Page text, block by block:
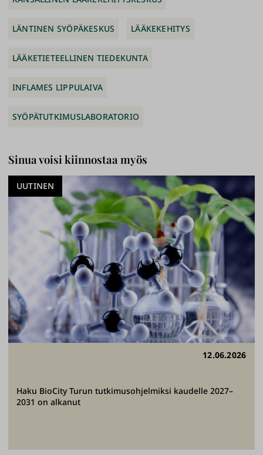
LÄNTINEN SYÖPÄKESKUS LÄÄKEKEHITYS
LÄÄKETIETEELLINEN TIEDEKUNTA
INFLAMES LIPPULAIVA
SYÖPÄTUTKIMUSLABORATORIO
Sinua voisi kiinnostaa myös
12.06.2026
Haku BioCity Turun tutkimusohjelmiksi kaudelle 2027–
2031 on alkanut
UUTINEN